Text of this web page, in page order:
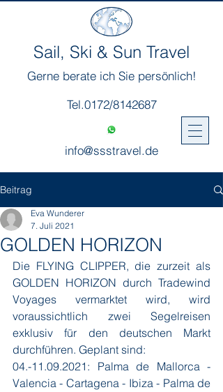
Sail, Ski & Sun Travel
Gerne berate ich Sie persönlich!
Tel.0172/8142687
info@ssstravel.de
Beitrag
GOLDEN HORIZON
Eva Wunderer
7. Juli 2021
Die FLYING CLIPPER, die zurzeit als
GOLDEN HORIZON durch Tradewind
Voyages vermarktet wird, wird
voraussichtlich zwei Segelreisen
exklusiv für den deutschen Markt
durchführen. Geplant sind:
04.-11.09.2021: Palma de Mallorca -
Valencia - Cartagena - Ibiza - Palma de